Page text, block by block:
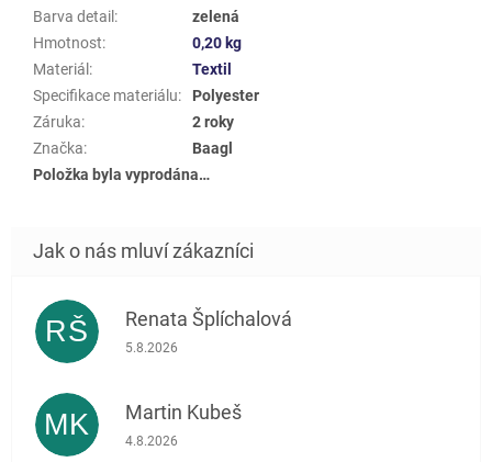
Barva detail :
zelená
Hmotnost:
0,20 kg
Materiál :
Textil
Specifikace materiálu:
Polyester
Záruka:
2 roky
Značka:
Baagl
Položka byla vyprodána…
RŠ Renata Šplíchalová
Hodnocení obchodu je 5 z 5 hvězdiček.
5.8.2026
MK Martin Kubeš
Hodnocení obchodu je 5 z 5 hvězdiček.
4.8.2026